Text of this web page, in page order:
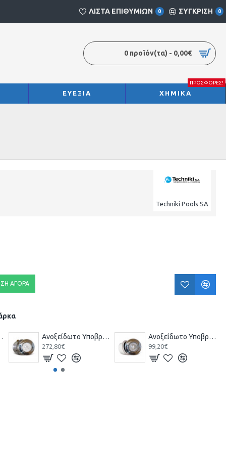
ΛΙΣΤΑ ΕΠΙΘΥΜΙΩΝ 0 ΣΥΓΚΡΙΣΗ 0
0 προϊόν(τα) - 0,00€
ΕΥΕΞΙΑ ΧΗΜΙΚΑ
ΠΡΟΣΦΟΡΕΣ!
Techniki Pools SA
ΑΓΟΡΆ
300W 12V Ανοξείδωτο Υποβρύχιο Φωτιστικό Πισίνας Λευκό LED 15W 12V
272,80€
Ανοξείδωτο Υποβρύχιο Φωτιστικό Πισίνας με πλαστική φωλιά 300W 12V
99,20€